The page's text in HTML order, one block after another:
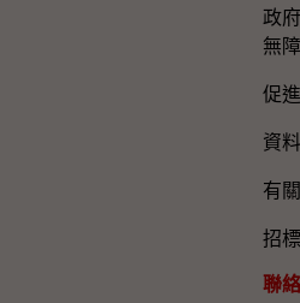
政
無
促
資
有
招
聯